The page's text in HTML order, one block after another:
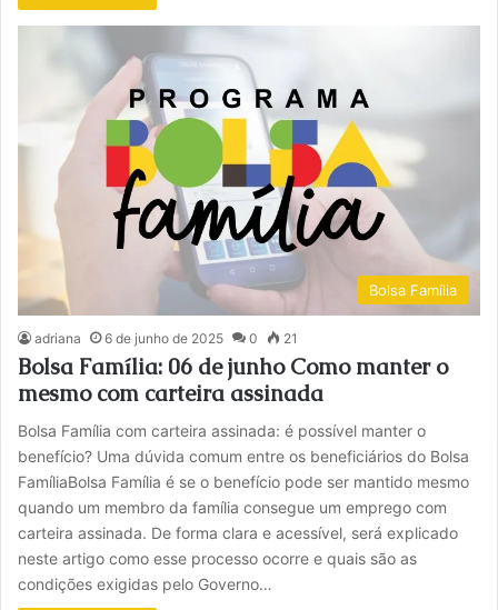
Bolsa Família
adriana 6 de junho de 2025 0 21
Bolsa Família: 06 de junho Como manter o
mesmo com carteira assinada
Bolsa Família com carteira assinada: é possível manter o
benefício? Uma dúvida comum entre os beneficiários do Bolsa
FamíliaBolsa Família é se o benefício pode ser mantido mesmo
quando um membro da família consegue um emprego com
carteira assinada. De forma clara e acessível, será explicado
neste artigo como esse processo ocorre e quais são as
condições exigidas pelo Governo…